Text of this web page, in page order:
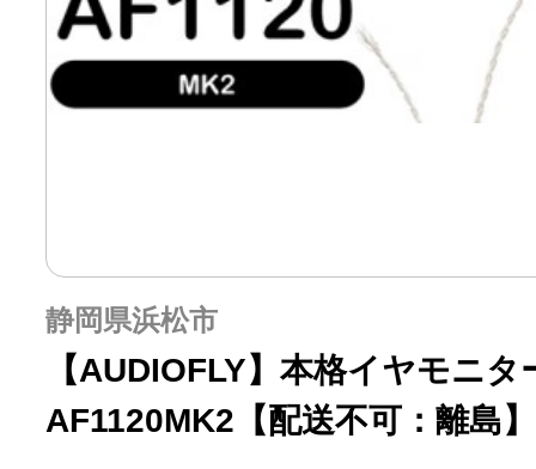
静岡県浜松市
【AUDIOFLY】本格イヤモニ
AF1120MK2【配送不可：離島】